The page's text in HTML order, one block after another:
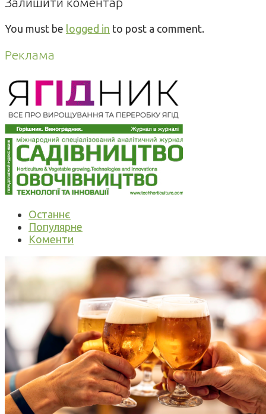
You must be logged in to post a comment.
Реклама
Останнє
Популярне
Коменти